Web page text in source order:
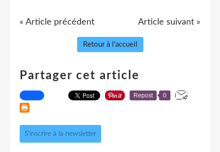
« Article précédent Article suivant »
Retour à l'accueil
Partager cet article
Repost 0
S'inscrire à la newsletter